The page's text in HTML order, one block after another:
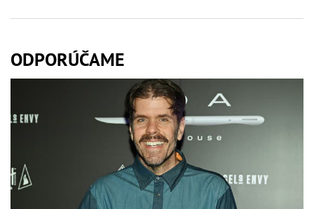
ODPORÚČAME